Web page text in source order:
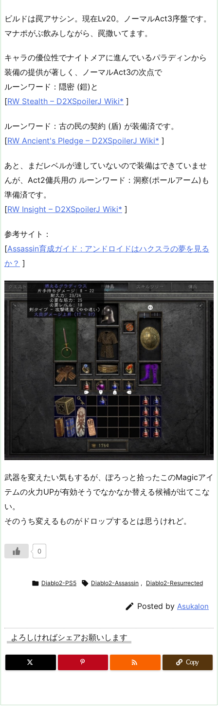
ビルドは罠アサシン。現在Lv20。ノーマルAct3序盤です。
マナポがぶ飲みしながら、罠撒いてます。
キャラの優位性でナイトメアに進んでいるパラディンから
装備の提供が著しく、ノーマルAct3の次点で
ルーンワード：隠密 (鎧)と
[RW Stealth – D2XSpoilerJ Wiki* ]
ルーンワード：古の民の契約 (盾) が装備済です。
[RW Ancient's Pledge – D2XSpoilerJ Wiki* ]
あと、まだレベルが達していないので装備はできていませ
んが、Act2傭兵用の ルーンワード：洞察(ポールアーム)も
準備済です。
[RW Insight – D2XSpoilerJ Wiki* ]
参考サイト：
[Assassin育成ガイド : アンドロイドはハクスラの夢を見る
か？ ]
武器を変えたい気もするが、ぽろっと拾ったこのMagicアイ
テムの火力UPが有効そうでなかなか替える候補が出てこな
い。
そのうち変えるものがドロップするとは思うけれど。
0
 Diablo2-PS5  Diablo2-Assassin , Diablo2-Resurrected
 Posted by Asukalon
よろしければシェアお願いします
 Copy